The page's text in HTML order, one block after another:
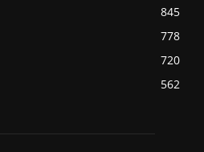
845
778
720
562